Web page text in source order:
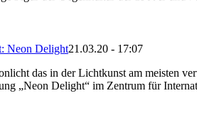
Neon Delight21.03.20 - 17:07
das in der Lichtkunst am meisten
„Neon Delight“ im Zentrum für